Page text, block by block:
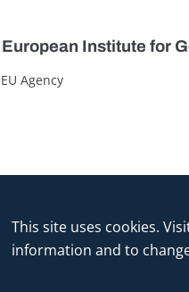
This site uses cookies.
information and to
Institute for
Agency